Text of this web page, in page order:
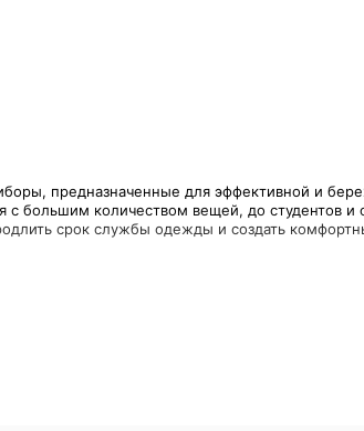
предназначенные для эффективной и
с большим количеством вещей, до